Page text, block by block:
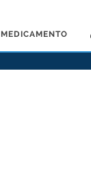
MEDICAMENTO
>Stans>Dr. Andreas